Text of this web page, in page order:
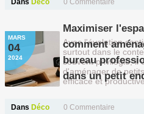
Dans Déco 0 Commentaire
MARS
04
2024
Maximiser
comment
bureau
dans un petit
Avec l'évolution
surtout dans le
souvent privilégié, il
d'aménager de
efficace et
Dans Déco 0 Commentaire